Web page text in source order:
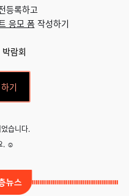
등록하고
응모 폼작성하기
람회
기
습니다.
.☺️